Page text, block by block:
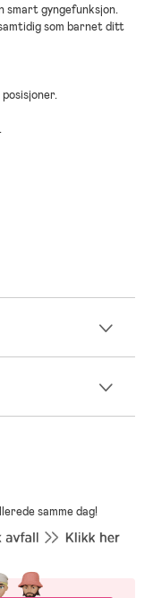
smart gyngefunksjon.
som barnet ditt
musikkfunksjonene.
når du bruker
samme dag!